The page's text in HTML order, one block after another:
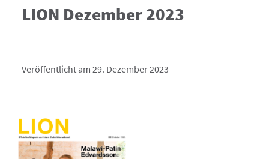
LION Dezember 2023
Veröffentlicht am 29. Dezember 2023